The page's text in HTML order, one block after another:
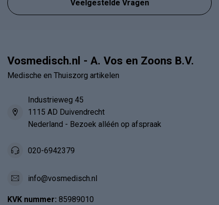
Veelgestelde Vragen
Vosmedisch.nl - A. Vos en Zoons B.V.
Medische en Thuiszorg artikelen
Industrieweg 45
1115 AD Duivendrecht
Nederland - Bezoek alléén op afspraak
020-6942379
info@vosmedisch.nl
KVK nummer: 85989010